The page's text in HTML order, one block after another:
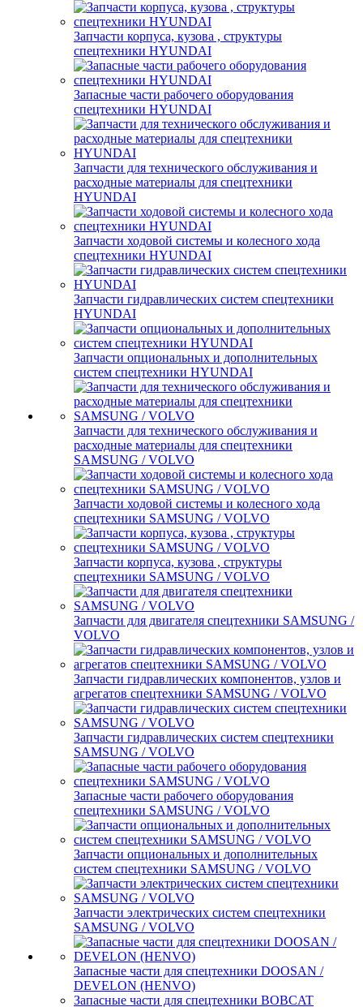
Запчасти корпуса, кузова , структуры
спецтехники HYUNDAI
Запасные части рабочего оборудования
спецтехники HYUNDAI
Запчасти для технического обслуживания и
расходные материалы для спецтехники
HYUNDAI
Запчасти ходовой системы и колесного хода
спецтехники HYUNDAI
Запчасти гидравлических систем спецтехники
HYUNDAI
Запчасти опциональных и дополнительных
систем спецтехники HYUNDAI
Запчасти для технического обслуживания и
расходные материалы для спецтехники
SAMSUNG / VOLVO
Запчасти ходовой системы и колесного хода
спецтехники SAMSUNG / VOLVO
Запчасти корпуса, кузова , структуры
спецтехники SAMSUNG / VOLVO
Запчасти для двигателя спецтехники SAMSUNG /
VOLVO
Запчасти гидравлических компонентов, узлов и
агрегатов спецтехники SAMSUNG / VOLVO
Запчасти гидравлических систем спецтехники
SAMSUNG / VOLVO
Запасные части рабочего оборудования
спецтехники SAMSUNG / VOLVO
Запчасти опциональных и дополнительных
систем спецтехники SAMSUNG / VOLVO
Запчасти электрических систем спецтехники
SAMSUNG / VOLVO
Запасные части для спецтехники DOOSAN /
DEVELON (HENVO)
Запасные части для спецтехники BOBCAT